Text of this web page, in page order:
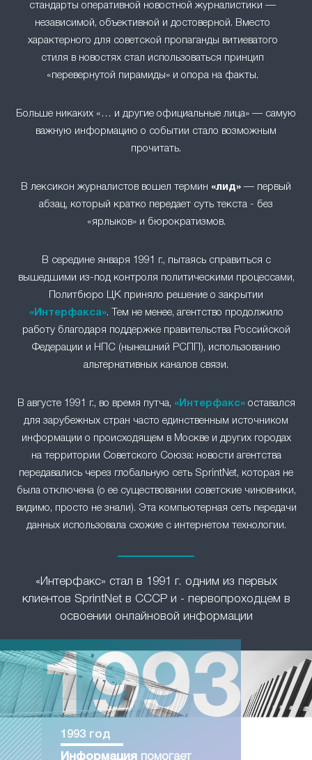
стандарты оперативной новостной журналистики —
независимой, объективной и достоверной. Вместо
характерного для советской пропаганды витиеватого
стиля в новостях стал использоваться принцип
«перевернутой пирамиды» и опора на факты.
Больше никаких «… и другие официальные лица» — самую
важную информацию о событии стало возможным
прочитать.
В лексикон журналистов вошел термин «лид» — первый
абзац, который кратко передает суть текста - без
«ярлыков» и бюрократизмов.
В середине января 1991 г., пытаясь справиться с
вышедшими из-под контроля политическими процессами,
Политбюро ЦК приняло решение о закрытии
«Интерфакса». Тем не менее, агентство продолжило
работу благодаря поддержке правительства Российской
Федерации и НПС (нынешний РСПП), использованию
альтернативных каналов связи.
В августе 1991 г., во время путча, «Интерфакс»оставался
для зарубежных стран часто единственным источником
информации о происходящем в Москве и других городах
на территории Советского Союза: новости агентства
передавались через глобальную сеть SprintNet, которая не
была отключена (о ее существовании советские чиновники,
видимо, просто не знали). Эта компьютерная сеть передачи
данных использовала схожие с интернетом технологии.
«Интерфакс» стал в 1991 г. одним из первых
клиентов SprintNet в СССР и - первопроходцем в
освоении онлайновой информации
1993 год
Информация помогает